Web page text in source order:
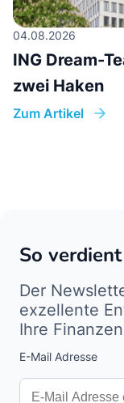
04.08.2026
ING Dream-
zwei Haken
Zum Artikel
So
Der
exzellente
Ihre
E-Mail Adresse
Interests
Amount